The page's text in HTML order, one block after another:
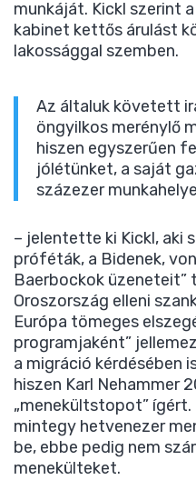
munkáját. Kickl szerint
kabinet kettős árulást
lakossággal szemben.
Az általuk követett
öngyilkos merénylő
hiszen egyszerűen
jólétünket, a saját
százezer
– jelentette ki Kickl, aki
próféták, a Bidenek,
Baerbockok üzeneteit”
Oroszország elleni
Európa tömeges
programjaként”
a migráció kérdésében
hiszen Karl Nehammer
„menekültstopot”
mintegy hetvenezer
be, ebbe pedig nem
menekülteket.